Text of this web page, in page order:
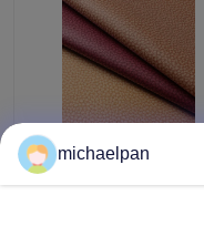
लिची चमड़े का कपड़ा 1.2
मिमी सांस लेने योग्य चमड़े का
michaelpan